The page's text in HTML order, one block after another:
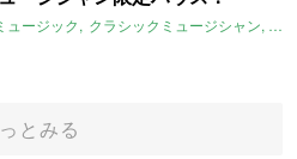
ュージック クラシックミュージシャン 防
とみる